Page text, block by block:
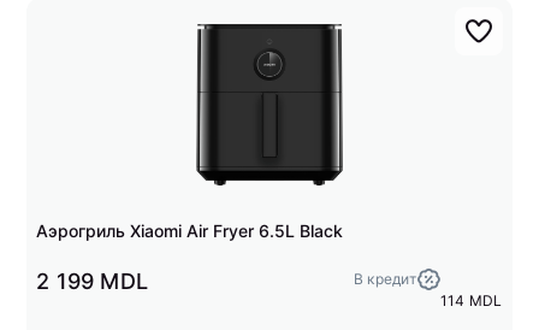
Аэрогриль Xiaomi Air Fryer 6.5L Black
2 199 MDL
В кредит
114 MDL